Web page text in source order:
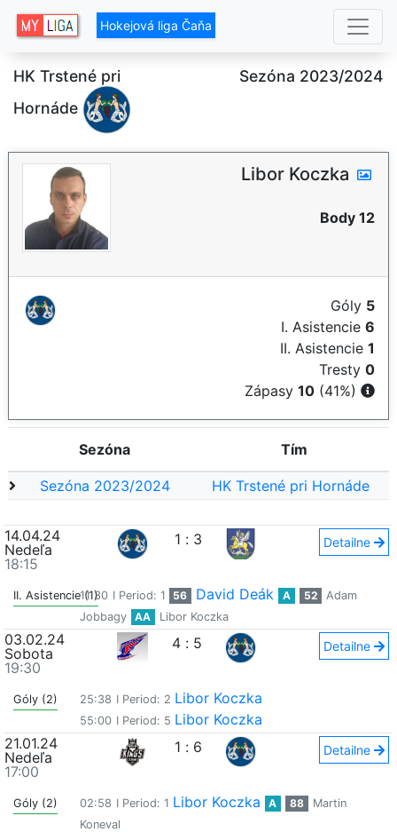
Hokejová liga Čaňa
HK Trstené pri
Hornáde
Sezóna 2023/2024
Libor Koczka
Body 12
Góly 5
I. Asistencie 6
II. Asistencie 1
Tresty 0
Zápasy 10 (41%)
Sezóna Tím
Sezóna 2023/2024 HK Trstené pri Hornáde
14.04.24
Nedeľa
18:15
1 : 3 Detailne
II. Asistencie (1)
11:30 I Period: 1 56 David Deák A 52
Adam
Jobbagy
AA Libor Koczka
03.02.24
Sobota
19:30
4 : 5 Detailne
Góly (2) 25:38 I Period: 2 Libor Koczka
55:00 I Period: 5 Libor Koczka
21.01.24
Nedeľa
17:00
1 : 6 Detailne
Góly (2) 02:58 I Period: 1 Libor Koczka A 88
Martin
Koneval